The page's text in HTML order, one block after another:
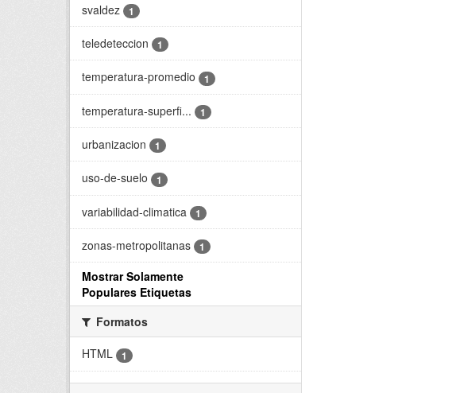
svaldez 1
teledeteccion 1
temperatura-promedio 1
temperatura-superfi... 1
urbanizacion 1
uso-de-suelo 1
variabilidad-climatica 1
zonas-metropolitanas 1
Mostrar Solamente
Populares Etiquetas
Formatos
HTML
1